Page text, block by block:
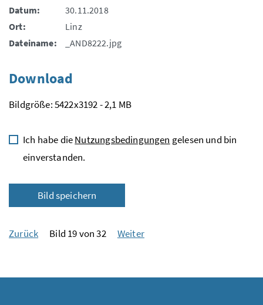
Datum:
30.11.2018
Ort:
Linz
Dateiname:
_AND8222.jpg
Download
Bildgröße: 5422x3192 - 2,1 MB
Ich habe dieNutzungsbedingungen gelesen und bin
einverstanden.
Bild speichern
Zurück Bild 19 von 32 Weiter